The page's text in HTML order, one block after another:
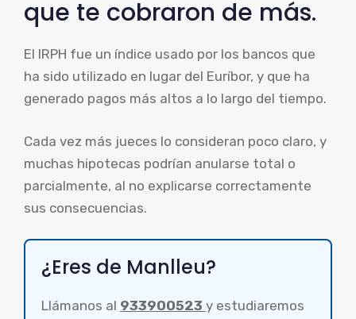
que te cobraron de más.
El IRPH fue un índice usado por los bancos que
ha sido utilizado en lugar del Euríbor, y que ha
generado pagos más altos a lo largo del tiempo.
Cada vez más jueces lo consideran poco claro, y
muchas hipotecas podrían anularse total o
parcialmente, al no explicarse correctamente
sus consecuencias.
¿Eres de Manlleu?
Llámanos al 933900523 y estudiaremos